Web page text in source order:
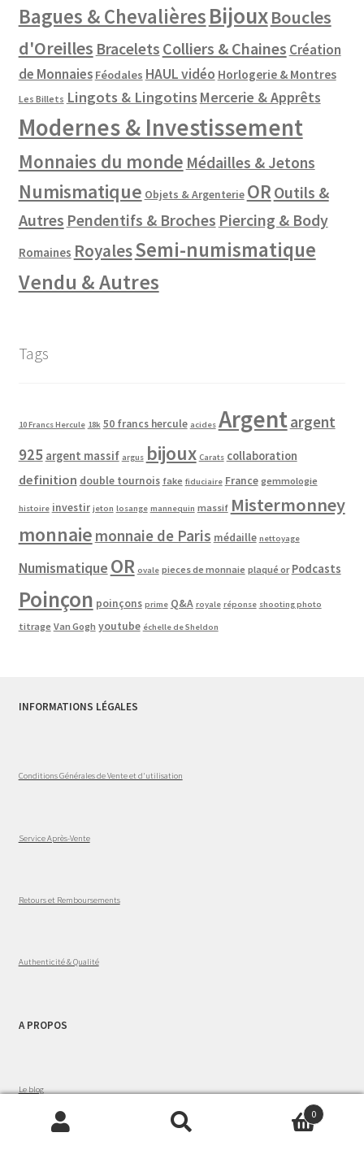
Bagues & ChevalièresBijouxBoucles
d'Oreilles Bracelets Colliers & Chaines Création
de Monnaies Féodales HAUL vidéo Horlogerie & Montres
Les Billets Lingots & Lingotins Mercerie & Apprêts
Modernes & Investissement
Monnaies du monde Médailles & Jetons
Numismatique Objets & Argenterie OR Outils &
Autres Pendentifs & Broches Piercing & Body
Romaines RoyalesSemi-numismatique
Vendu & Autres
Tags
10 Francs Hercule 18k 50 francs hercule acides Argentargent
925 argent massif argus bijoux Carats collaboration
definition double tournois fake fiduciaire France gemmologie
histoire investir jeton losange mannequin massif Mistermonney
monnaie monnaie de Paris médaille nettoyage
Numismatique OR ovale pieces de monnaie plaqué or Podcasts
Poinçon poinçons prime Q&A royale réponse shooting photo
titrage Van Gogh youtube échelle de Sheldon
INFORMATIONS LÉGALES
Conditions Générales de Vente et d'utilisation
Service Après-Vente
Retours et Remboursements
Authenticité & Qualité
A PROPOS
Le blog
Recherche
0